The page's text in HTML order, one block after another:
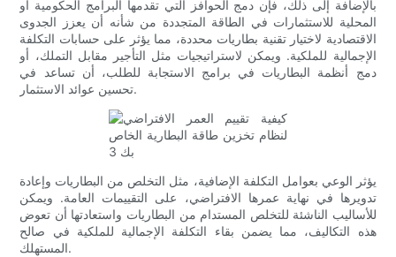
بالإضافة إلى ذلك، فإن دمج الحوافز التي تقدمها البرامج الحكومية أو
المحلية للاستثمارات في الطاقة المتجددة من شأنه أن يعزز الجدوى
الاقتصادية لاختيار تقنية بطاريات محددة، مما يؤثر على حسابات التكلفة
الإجمالية للملكية. ويمكن لاستراتيجيات مثل التأجير مقابل التملك، أو
دمج أنظمة البطاريات في برامج الاستجابة للطلب، أن تساعد في
تحسين عوائد الاستثمار.
يؤثر الوعي بعوامل التكلفة الإضافية، مثل التخلص من البطاريات وإعادة
تدويرها في نهاية عمرها الافتراضي، على التقييمات العامة. ويمكن
للأساليب الناشئة للتخلص المستدام من البطاريات واستعادتها أن تعوض
هذه التكاليف، مما يضمن بقاء التكلفة الإجمالية للملكية في صالح
المستهلك.